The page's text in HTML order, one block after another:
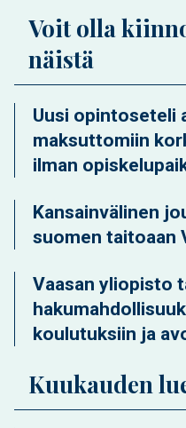
Voit olla
näistä
Uusi opintoseteli
maksuttomiin
ilman
Kansainvälinen
suomen taitoaan
Vaasan yliopisto
koulutuksiin ja
Kuukauden